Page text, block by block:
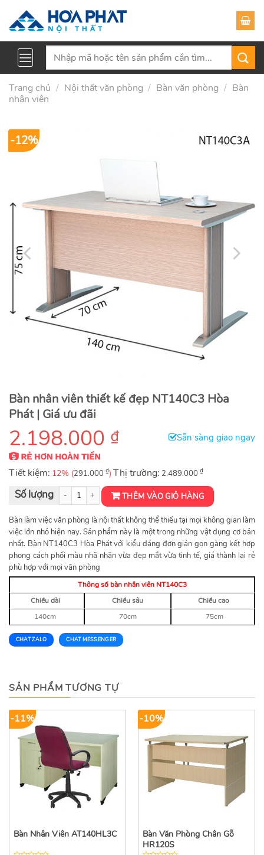
Tìm
Trang chủ / Nội thất văn phòng / Bàn văn phòng / Bàn
nhân viên
-12%
Bàn nhân viên thiết kế đẹp NT140C3 Hòa
Phát | Giá ưu đãi
2.198.000 ₫ Sẵn sàng giao ngay
Tiết kiệm: 12% (291.000 ₫) Thị trường: 2.489.000 ₫
Bàn Nhân Viên NT140C3 số lượng THÊM VÀO GIỎ HÀNG
Bàn làm việc văn phòng là nội thất không thể thiếu tại mọi không gian làm
việc lớn nhỏ hiện nay. Sản phẩm này là một trong những vật dụng cơ bản
nhất. Bàn NT140C3 Hòa Phát với kiểu dáng đơn giản gọn gàng kết hợp
phong cách phối màu nhã nhặn vừa đẹp mắt vừa tinh tế, giá thành lại rẻ
phù hợp với mọi văn phòng
Thông số bàn nhân viên NT140C3
Chiều dài
Chiều sâu
Chiều cao
140cm
70cm 75cm
CHAT ZALO CHAT MESSENGER
SẢN PHẨM TƯƠNG TỰ
-11%
Bàn Nhân Viên AT140HL3C
-10%
Bàn Văn Phòng Chân Gỗ
HR120S